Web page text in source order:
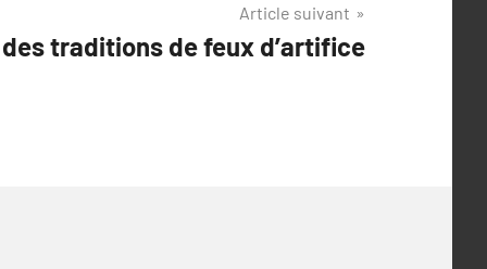
Article suivant
traditions de feux d’artifice